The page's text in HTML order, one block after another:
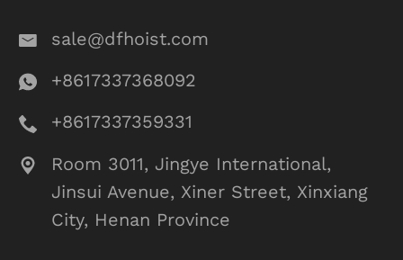
sale@dfhoist.com
+8617337368092
+8617337359331
Room 3011, Jingye International,
Jinsui Avenue, Xiner Street, Xinxiang
City, Henan Province